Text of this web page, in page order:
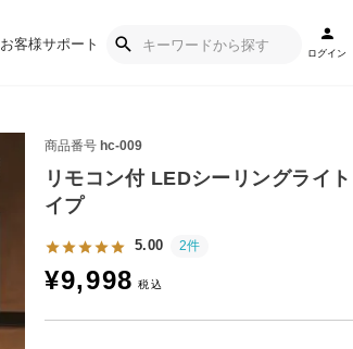
お客様サポート
ログイン
商品番号 hc-009
リモコン付 LEDシーリングライ
イプ
5.00 2件
¥9,998